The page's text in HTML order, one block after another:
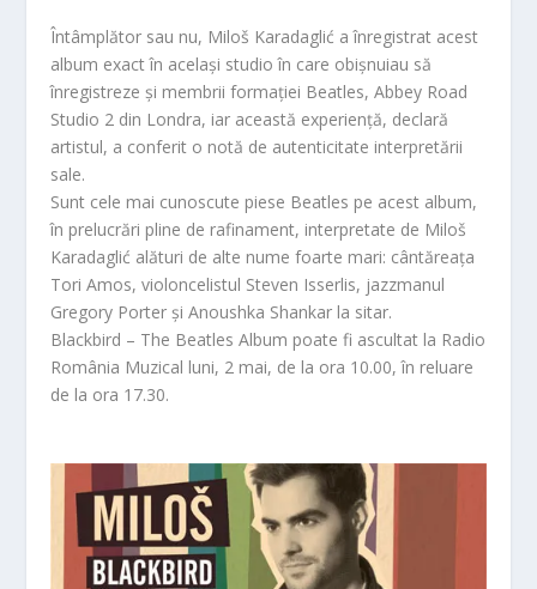
Întâmplător sau nu, Miloš Karadaglić a înregistrat acest
album exact în același studio în care obișnuiau să
înregistreze și membrii formației Beatles, Abbey Road
Studio 2 din Londra, iar această experiență, declară
artistul, a conferit o notă de autenticitate interpretării
sale.
Sunt cele mai cunoscute piese Beatles pe acest album,
în prelucrări pline de rafinament, interpretate de Miloš
Karadaglić alături de alte nume foarte mari: cântăreața
Tori Amos, violoncelistul Steven Isserlis, jazzmanul
Gregory Porter și Anoushka Shankar la sitar.
Blackbird – The Beatles Album poate fi ascultat la Radio
România Muzical luni, 2 mai, de la ora 10.00, în reluare
de la ora 17.30.